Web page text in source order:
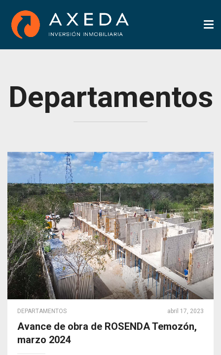
Departamentos
DEPARTAMENTOS abril 17, 2023
Avance de obra de ROSENDA Temozón,
marzo 2024